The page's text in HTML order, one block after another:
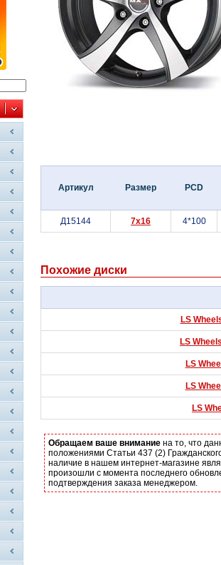
Артикул Размер PCD
Д15144 7x16 4*100
Похожие диски
LS
LS
LS
LS
LS
Обращаем ваше внимание на то, что
положениями Статьи 437 (2)
наличие в нашем интернет-магазине
произошли с момента последнего
подтверждения заказа менеджером.